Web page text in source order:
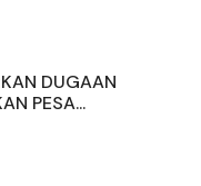
DUGAAN
PESA...